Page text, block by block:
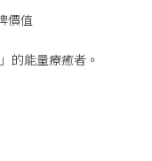
價值
的能量療癒者。